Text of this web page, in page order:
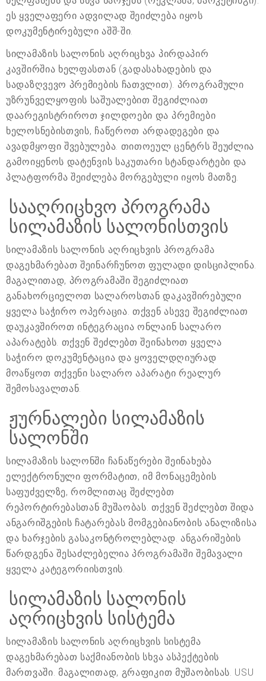
ეს ყველაფერი ადვილად შეიძლება იყოს
დოკუმენტირებული აშშ-ში.
სილამაზის სალონის აღრიცხვა პირდაპირ
კავშირშია ხელფასთან (გადასახადების და
სადაზღვევო პრემიების ჩათვლით). პროგრამული
უზრუნველყოფის საშუალებით შეგიძლიათ
დაარეგისტრიროთ ჯილდოები და პრემიები
ხელოსნებისთვის, ჩაწეროთ არდადეგები და
ავადმყოფი შვებულება. თითოეულ ცენტრს შეუძლია
გამოიყენოს დატენვის საკუთარი სტანდარტები და
პლატფორმა შეიძლება მორგებული იყოს მათზე.
სააღრიცხვო პროგრამა
სილამაზის სალონისთვის
სილამაზის სალონის აღრიცხვის პროგრამა
დაგეხმარებათ შეინარჩუნოთ ფულადი დისციპლინა.
მაგალითად, პროგრამაში შეგიძლიათ
განახორციელოთ სალაროსთან დაკავშირებული
ყველა საჭირო ოპერაცია. თქვენ ასევე შეგიძლიათ
დაუკავშიროთ ინტეგრაცია ონლაინ სალარო
აპარატებს. თქვენ შეძლებთ შეინახოთ ყველა
საჭირო დოკუმენტაცია და ყოველდღიურად
მოაწყოთ თქვენი სალარო აპარატი რეალურ
შემოსავალთან.
ჟურნალები სილამაზის
სალონში
სილამაზის სალონში ჩანაწერები შეინახება
ელექტრონული ფორმატით, იმ მონაცემების
საფუძველზე, რომლითაც შეძლებთ
რეპორტირებასთან მუშაობას. თქვენ შეძლებთ შიდა
ანგარიშგების ჩატარებას მომგებიანობის ანალიზისა
და ხარჯების გასაკონტროლებლად. ანგარიშების
წარდგენა შესაძლებელია პროგრამაში შემავალი
ყველა კატეგორიისთვის.
სილამაზის სალონის
აღრიცხვის სისტემა
სილამაზის სალონის აღრიცხვის სისტემა
დაგეხმარებათ საქმიანობის სხვა ასპექტების
მართვაში. მაგალითად, გრაფიკით მუშაობისას. USU